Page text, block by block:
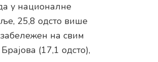
у националне
25,8 одсто више
на свим
(17,1 одсто),